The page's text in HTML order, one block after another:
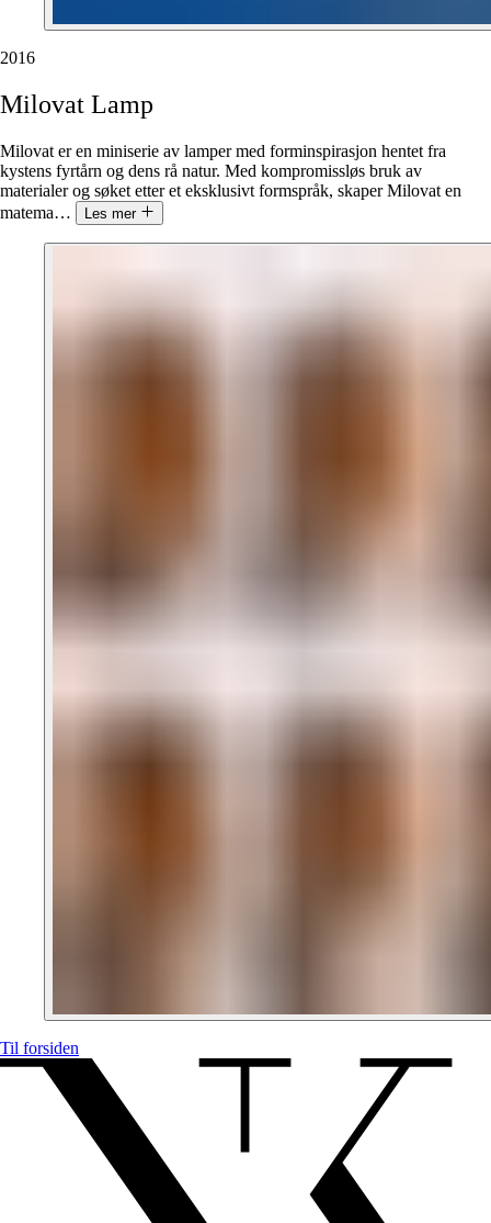
2016
Milovat Lamp
Milovat er en miniserie av lamper med forminspirasjon hentet fra
kystens fyrtårn og dens rå natur. Med kompromissløs bruk av
materialer og søket etter et eksklusivt formspråk, skaper Milovat en
matema… Les mer
Til forsiden